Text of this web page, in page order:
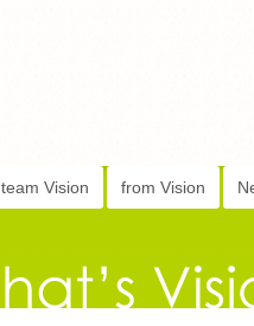
team Vision from Vision